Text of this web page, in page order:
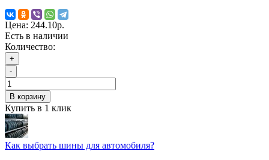
Цена: 244.10р.
Есть в наличии
Количество:
+
-
В корзину
Купить в 1 клик
Как выбрать шины для автомобиля?